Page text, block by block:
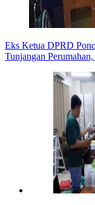
Eks Ketua DPRD
Tunjangan